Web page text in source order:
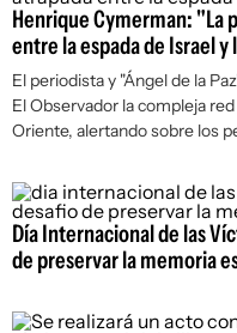
Henrique Cymerman: "La
entre la espada de Israel y
El periodista y "Ángel de la
El Observador la compleja
Oriente, alertando sobre los
Día Internacional de las
de preservar la memoria